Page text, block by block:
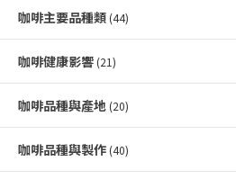
咖啡主要品種類 (44)
咖啡健康影響 (21)
咖啡品種與產地 (20)
咖啡品種與製作 (40)